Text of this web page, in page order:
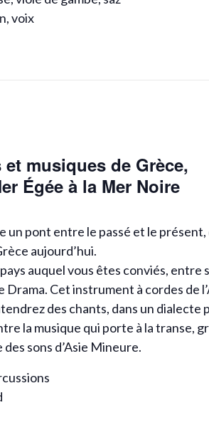
voix
et musiques de Grèce,
Égée à la Mer Noire
un pont entre le passé et le
aujourd’hui.
auquel vous êtes conviés,
Drama. Cet instrument à cordes de
des chants, dans un dialecte
la musique qui porte à la transe,
sons d’Asie Mineure.